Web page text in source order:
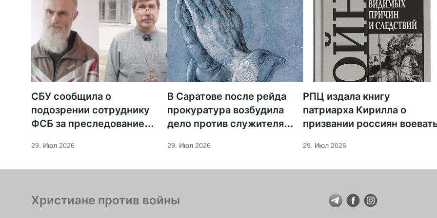
СБУ сообщила о
подозрении сотруднику
ФСБ за преследование
29. Июл 2026
В Саратове после рейда
прокуратура возбудила
дело против служителя
29. Июл 2026
РПЦ издала книгу
патриарха Кирилла о
призвании россиян
29. Июл 2026
Христиане против войны